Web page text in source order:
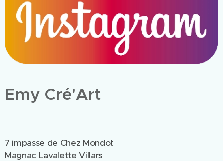
Emy Cré'Art
7 impasse de Chez Mondot
Magnac Lavalette Villars